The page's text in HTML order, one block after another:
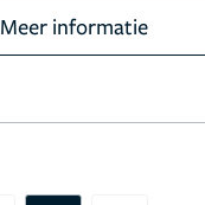
Meer informatie